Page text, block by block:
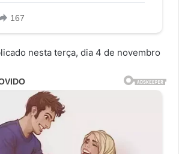
nesta terça, dia 4 de novembro